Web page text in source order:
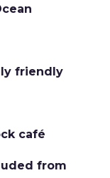
friendly
café
from